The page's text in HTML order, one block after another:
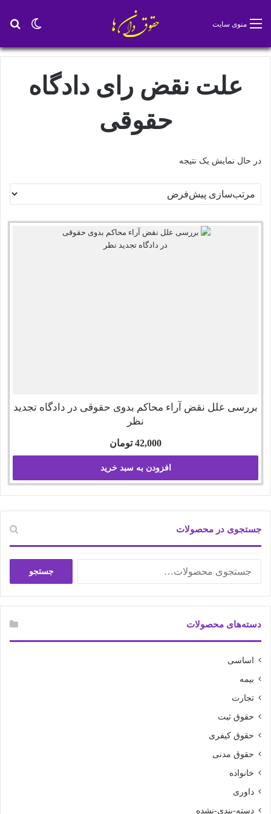
تغییر منوی سایت
علت نقض رای دادگاه
حقوقی
در حال نمایش یک نتیجه
بررسی علل نقض آراء محاکم بدوی حقوقی در دادگاه تجدید
نظر
42,000 تومان
افزودن به سبد خرید
جستجوی در محصولات
برای:
جستجو
دسته‌های محصولات
اساسی
بیمه
تجارت
حقوق ثبت
حقوق کیفری
حقوق مدنی
خانواده
داوری
دسته-بندی-نشده